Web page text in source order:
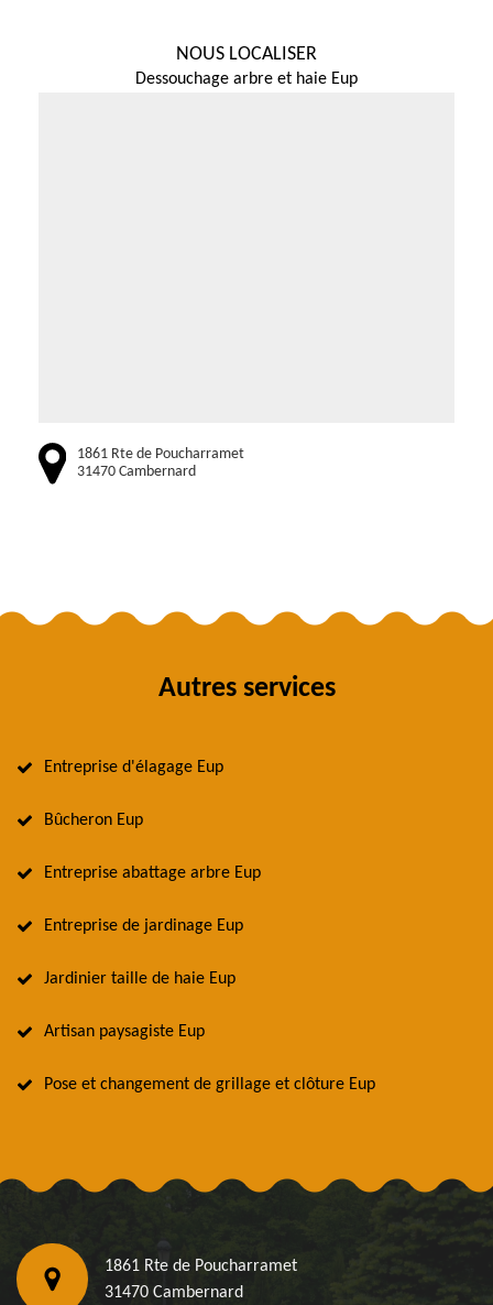
NOUS LOCALISER
Dessouchage arbre et haie Eup
1861 Rte de Poucharramet
31470 Cambernard
Autres services
Entreprise d'élagage Eup
Bûcheron Eup
Entreprise abattage arbre Eup
Entreprise de jardinage Eup
Jardinier taille de haie Eup
Artisan paysagiste Eup
Pose et changement de grillage et clôture Eup
1861 Rte de Poucharramet
31470 Cambernard